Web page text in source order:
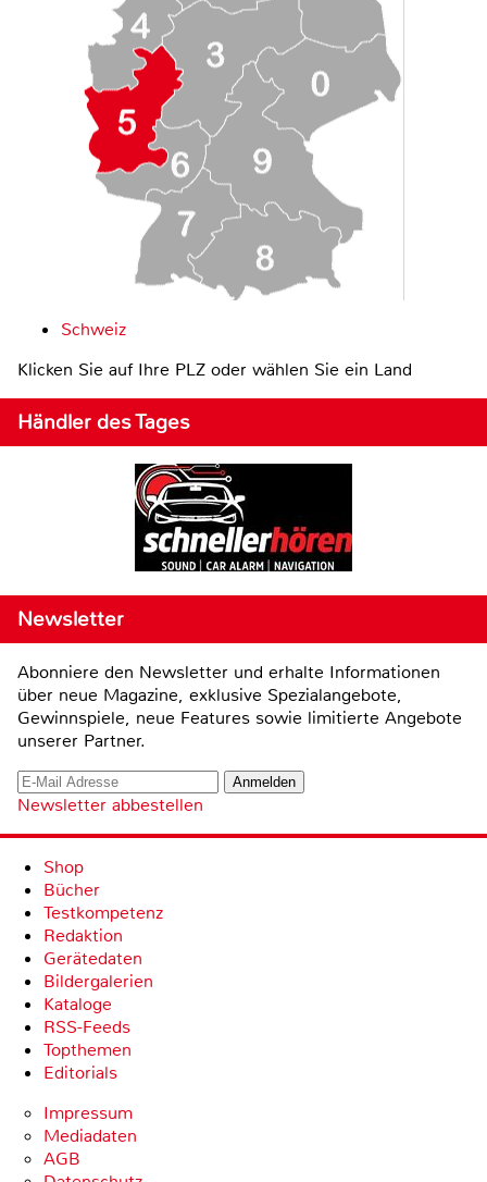
Schweiz
Klicken Sie auf Ihre PLZ oder wählen Sie ein Land
Händler des Tages
Newsletter
Abonniere den Newsletter und erhalte Informationen
über neue Magazine, exklusive Spezialangebote,
Gewinnspiele, neue Features sowie limitierte Angebote
unserer Partner.
Newsletter abbestellen
Shop
Bücher
Testkompetenz
Redaktion
Gerätedaten
Bildergalerien
Kataloge
RSS-Feeds
Topthemen
Editorials
Impressum
Mediadaten
AGB